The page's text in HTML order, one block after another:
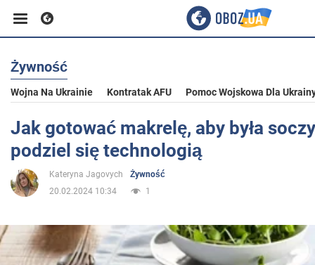
Biznes
Sport
Rozrywka
Polityka
Żywność
Wojna Na Ukrainie Kontratak AFU Pomoc Wojskowa Dla
Jak gotować makrelę, aby była
podziel się technologią
Kateryna Jagovych
Żywność
20.02.2024 10:34
1